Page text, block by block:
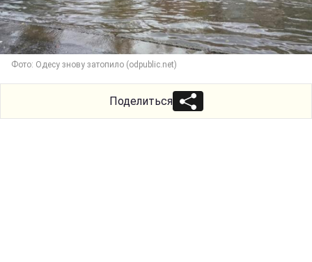
Фото: Одесу знову затопило (odpublic.net)
Поделиться